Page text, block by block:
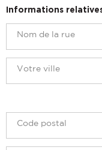
Informations